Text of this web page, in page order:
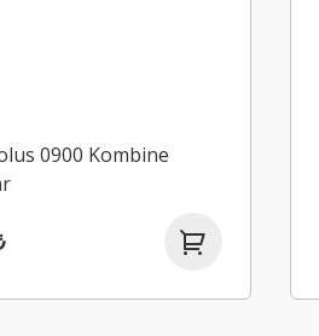
0900 Kombine